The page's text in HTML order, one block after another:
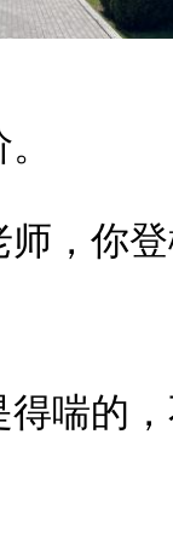
，你
喘的